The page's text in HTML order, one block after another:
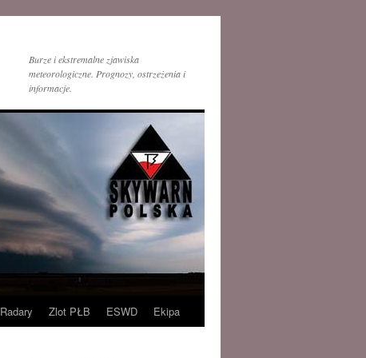
Burze i ekstremalne zjawiska
meteorologiczne. Prognozy, ostrzeżenia i
informacje.
Radary Zlot PŁB ESWD Ekipa